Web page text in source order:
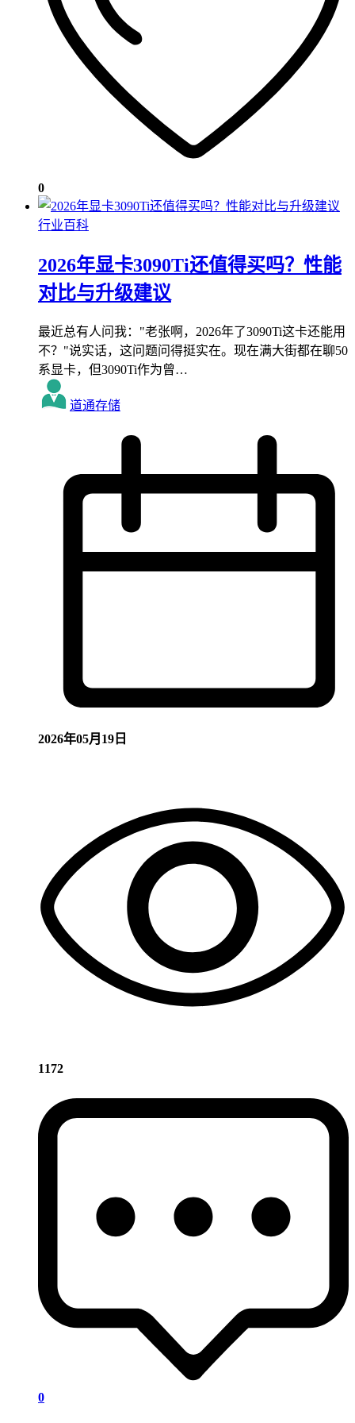
0
行业百科
2026年显卡3090Ti还值得买吗？性能
对比与升级建议
最近总有人问我："老张啊，2026年了3090Ti这卡还能用
不？"说实话，这问题问得挺实在。现在满大街都在聊50
系显卡，但3090Ti作为曾…
道通存储
2026年05月19日
1172
0